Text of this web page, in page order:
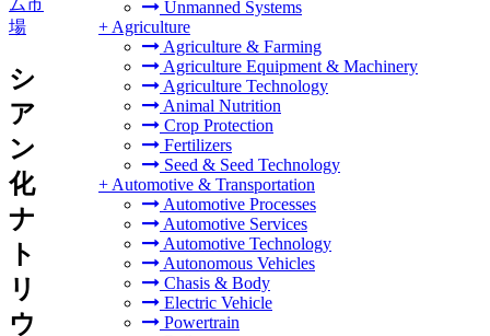
Unmanned Systems
+ Agriculture
Agriculture & Farming
Agriculture Equipment & Machinery
Agriculture Technology
Animal Nutrition
Crop Protection
Fertilizers
Seed & Seed Technology
+ Automotive & Transportation
Automotive Processes
Automotive Services
Automotive Technology
Autonomous Vehicles
Chasis & Body
Electric Vehicle
Powertrain
ム市
場
シ
ア
ン
化
ナ
ト
リ
ウ